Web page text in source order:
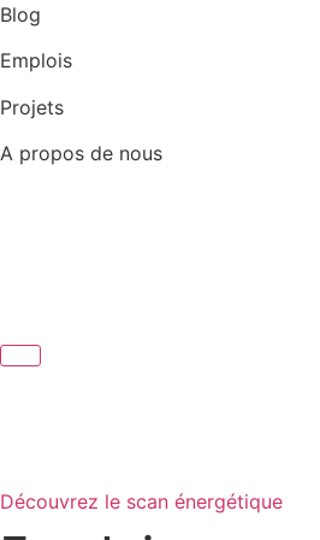
Aller
contenu
Blog
Emplois
Projets
A propos de nous
Découvrez le scan énergétique